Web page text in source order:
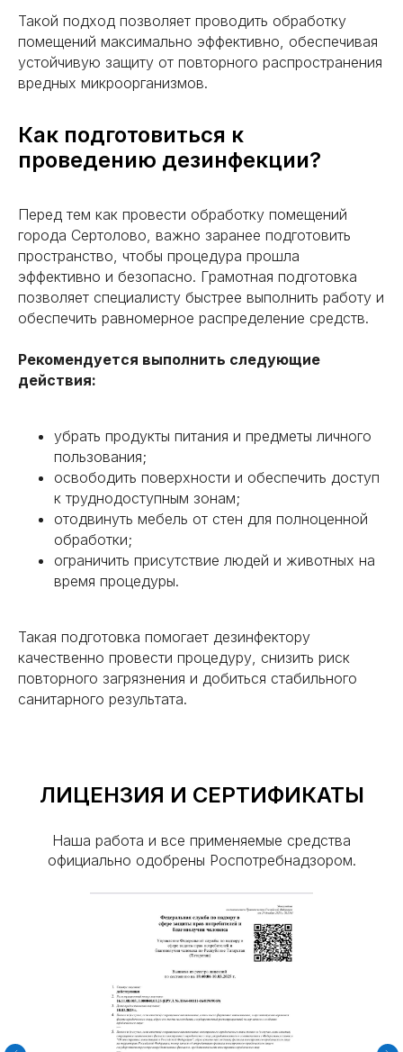
Такой подход позволяет проводить обработку
помещений максимально эффективно, обеспечивая
устойчивую защиту от повторного распространения
вредных микроорганизмов.
Как подготовиться к
проведению дезинфекции?
Перед тем как провести обработку помещений
города Сертолово, важно заранее подготовить
пространство, чтобы процедура прошла
эффективно и безопасно. Грамотная подготовка
позволяет специалисту быстрее выполнить работу и
обеспечить равномерное распределение средств.
Рекомендуется выполнить следующие
действия:
убрать продукты питания и предметы личного
пользования;
освободить поверхности и обеспечить доступ
к труднодоступным зонам;
отодвинуть мебель от стен для полноценной
обработки;
ограничить присутствие людей и животных на
время процедуры.
Такая подготовка помогает дезинфектору
качественно провести процедуру, снизить риск
повторного загрязнения и добиться стабильного
санитарного результата.
ЛИЦЕНЗИЯ И СЕРТИФИКАТЫ
Наша работа и все применяемые средства
официально одобрены Роспотребнадзором.
16.11.08.003.Л.000040.03.25 (ЕРУЛ
№ Л064-00111-16/01969069)
Перезвоните мне
Вши
Мухи
Муравьи
Тараканы
Клопы
Крысы
Плесень и грибок
Дез. после смерти
Дезинфекция
О нас
Политика конфиденциальности
Все права защищены. 2025.